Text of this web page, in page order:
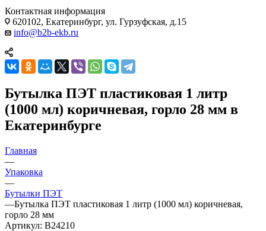
Контактная информация
620102, Екатеринбург, ул. Гурзуфская, д.15
info@b2b-ekb.ru
Бутылка ПЭТ пластиковая 1 литр
(1000 мл) коричневая, горло 28 мм в
Екатеринбурге
Главная
—
Упаковка
—
Бутылки ПЭТ
—Бутылка ПЭТ пластиковая 1 литр (1000 мл) коричневая,
горло 28 мм
Артикул: B24210